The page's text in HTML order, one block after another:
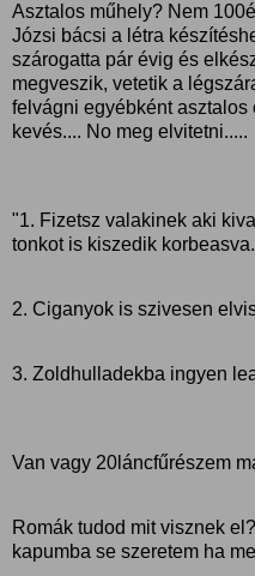
Asztalos műhely? Nem
Józsi bácsi a létra
szárogatta pár évig és
megveszik, vetetik a
felvágni egyébként asztalos
kevés.... No meg elvitetni.....
"1. Fizetsz valakinek aki
tonkot is kiszedik korbeasva.
2. Ciganyok is szivesen
3. Zoldhulladekba ingyen
Van vagy 20láncfűrészem
Romák tudod mit visznek
kapumba se szeretem ha